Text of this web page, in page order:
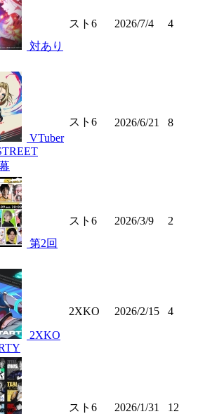
対あり
スト6 2026/7/4 4
VTuber
スト6 2026/6/21 8
第2回
スト6 2026/3/9 2
2XKO
2XKO 2026/2/15 4
スト6 2026/1/31 12